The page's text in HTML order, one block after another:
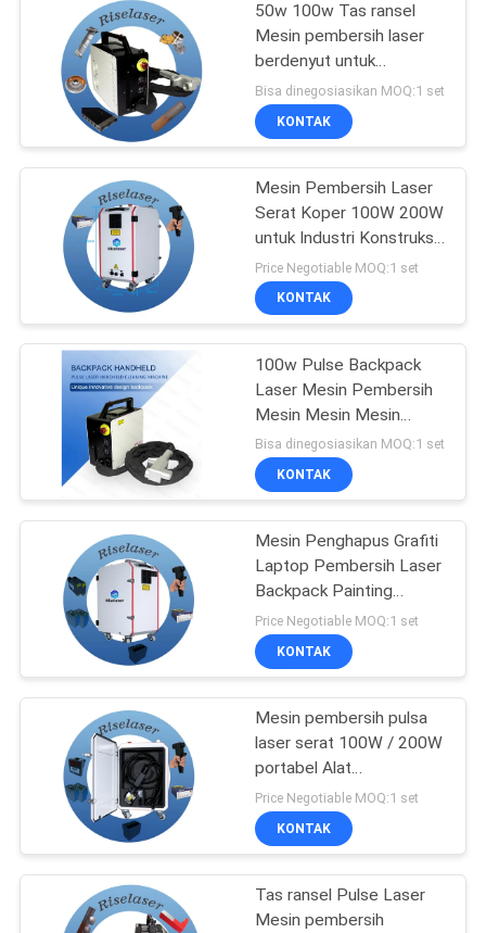
Serat Laser
menandai mesin
221
Mesin Penandaan
Laser UV
mesin laser welding
Mesin Pemotongan
Laser Serat Presisi
17
50w 100w Tas ransel
Mesin pembersih laser
berdenyut untuk
menghilangkan minyak
cat karat
Bisa dinegosiasikan MOQ:1 set
KONTAK
Mesin Pembersih Laser
Serat Koper 100W 200W
untuk Industri Konstruksi
Industri Pertanian
Price Negotiable MOQ:1 set
KONTAK
100w Pulse Backpack
Laser Mesin Pembersih
Mesin Mesin Mesin
Disediakan Kayu Mesin
Cnc Motor Sepeda
Motor Handheld
Bisa dinegosiasikan MOQ:1 set
KONTAK
Mesin Penghapus Grafiti
Laptop Pembersih Laser
Backpack Painting
Coating
Price Negotiable MOQ:1 set
KONTAK
Mesin pembersih pulsa
laser serat 100W / 200W
portabel Alat
penghapusan karat multi-
permukaan untuk logam
Price Negotiable MOQ:1 set
KONTAK
Tas ransel Pulse Laser
Mesin pembersih